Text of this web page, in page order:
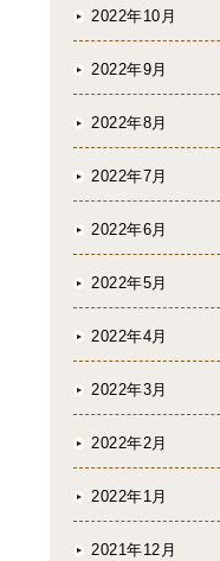
2022年10月
2022年9月
2022年8月
2022年7月
2022年6月
2022年5月
2022年4月
2022年3月
2022年2月
2022年1月
2021年12月